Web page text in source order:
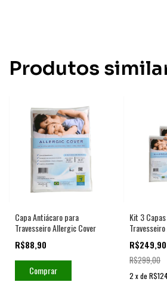
Produtos
Capa Antiácaro para
Travesseiro Allergic Cover
R$88,90
Comprar
Kit 3
Cover
R$299,00
2 xde